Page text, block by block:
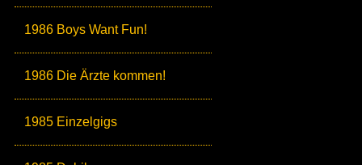
1986 Boys Want Fun!
1986 Die Ärzte kommen!
1985 Einzelgigs